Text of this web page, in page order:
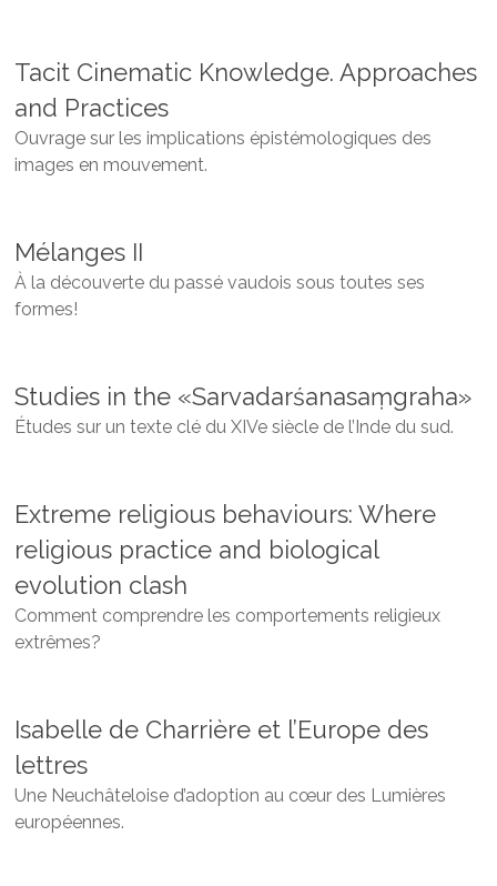
Tacit Cinematic Knowledge. Approaches
and Practices
Ouvrage sur les implications épistémologiques des
images en mouvement.
Mélanges II
À la découverte du passé vaudois sous toutes ses
formes!
Studies in the «Sarvadarśanasaṃgraha»
Études sur un texte clé du XIVe siècle de l’Inde du sud.
Extreme religious behaviours: Where
religious practice and biological
evolution clash
Comment comprendre les comportements religieux
extrêmes?
Isabelle de Charrière et l’Europe des
lettres
Une Neuchâteloise d’adoption au cœur des Lumières
européennes.